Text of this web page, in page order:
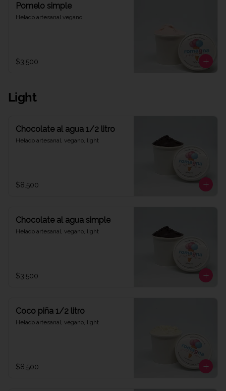
Pomelo simple
Helado artesanal vegano
$3.500
Light
Chocolate al agua 1/2 litro
Helado artesanal, vegano, light
$8.500
Chocolate al agua simple
Helado artesanal, vegano, light
$3.500
Coco piña 1/2 litro
Helado artesanal, vegano, light
$8.500